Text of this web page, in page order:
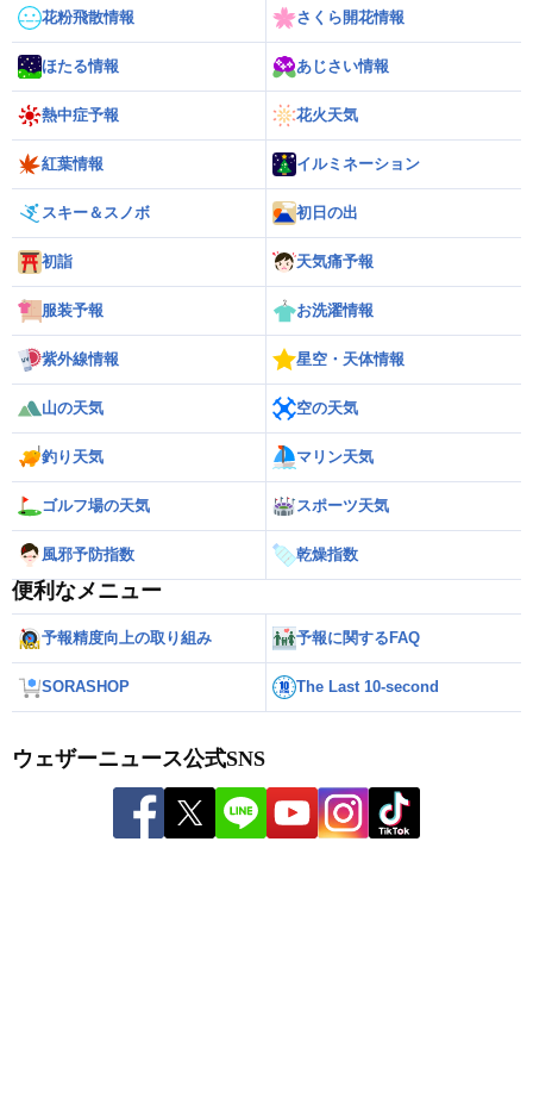
花粉飛散情報 さくら開花情報
ほたる情報 あじさい情報
熱中症予報 花火天気
紅葉情報 イルミネーション
スキー＆スノボ 初日の出
初詣 天気痛予報
服装予報 お洗濯情報
紫外線情報 星空・天体情報
山の天気 空の天気
釣り天気 マリン天気
ゴルフ場の天気 スポーツ天気
風邪予防指数 乾燥指数
便利なメニュー
予報精度向上の取り組み 予報に関するFAQ
SORASHOP The Last 10-second
ウェザーニュース公式SNS